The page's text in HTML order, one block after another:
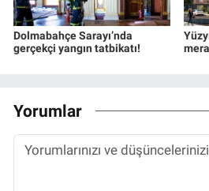
Dolmabahçe Sarayı’nda
gerçekçi yangın tatbikatı!
Yorumlar